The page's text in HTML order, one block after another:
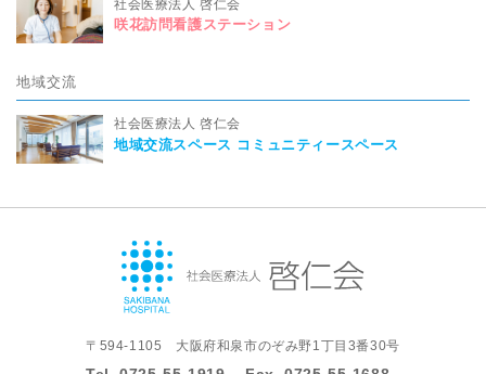
社会医療法人 啓仁会
咲花訪問看護ステーション
地域交流
社会医療法人 啓仁会
地域交流スペース コミュニティースペース
〒594-1105 大阪府和泉市のぞみ野1丁目3番30号